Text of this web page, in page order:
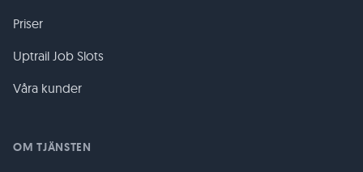
Priser
Uptrail Job Slots
Våra kunder
OM TJÄNSTEN